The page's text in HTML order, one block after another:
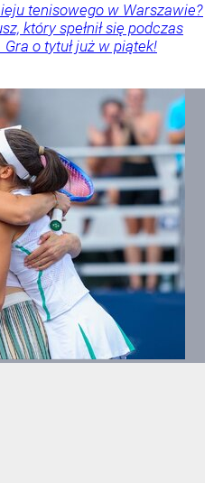
tenisowego w Warszawie?
który spełnił się podczas
o tytuł już w piątek!